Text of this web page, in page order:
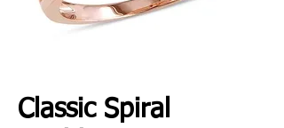
Classic Spiral